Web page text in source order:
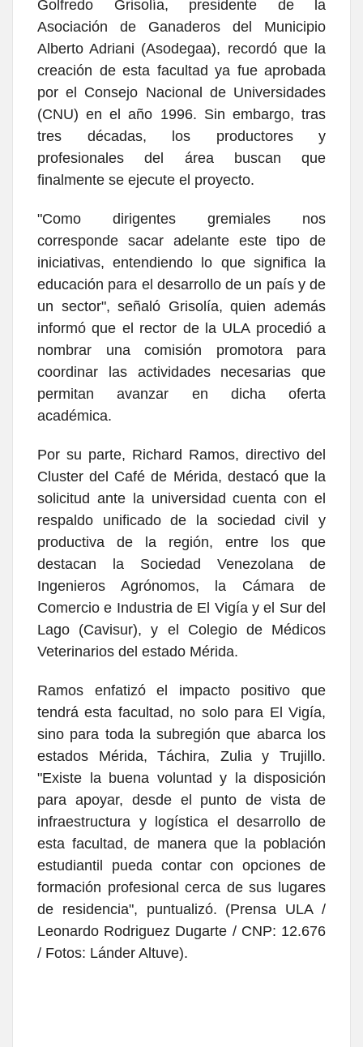
Golfredo Grisolía, presidente de la
Asociación de Ganaderos del Municipio
Alberto Adriani (Asodegaa), recordó que la
creación de esta facultad ya fue aprobada
por el Consejo Nacional de Universidades
(CNU) en el año 1996. Sin embargo, tras
tres décadas, los productores y
profesionales del área buscan que
finalmente se ejecute el proyecto.
"Como dirigentes gremiales nos
corresponde sacar adelante este tipo de
iniciativas, entendiendo lo que significa la
educación para el desarrollo de un país y de
un sector", señaló Grisolía, quien además
informó que el rector de la ULA procedió a
nombrar una comisión promotora para
coordinar las actividades necesarias que
permitan avanzar en dicha oferta
académica.
Por su parte, Richard Ramos, directivo del
Cluster del Café de Mérida, destacó que la
solicitud ante la universidad cuenta con el
respaldo unificado de la sociedad civil y
productiva de la región, entre los que
destacan la Sociedad Venezolana de
Ingenieros Agrónomos, la Cámara de
Comercio e Industria de El Vigía y el Sur del
Lago (Cavisur), y el Colegio de Médicos
Veterinarios del estado Mérida.
Ramos enfatizó el impacto positivo que
tendrá esta facultad, no solo para El Vigía,
sino para toda la subregión que abarca los
estados Mérida, Táchira, Zulia y Trujillo.
"Existe la buena voluntad y la disposición
para apoyar, desde el punto de vista de
infraestructura y logística el desarrollo de
esta facultad, de manera que la población
estudiantil pueda contar con opciones de
formación profesional cerca de sus lugares
de residencia", puntualizó. (Prensa ULA /
Leonardo Rodriguez Dugarte / CNP: 12.676
/ Fotos: Lánder Altuve).